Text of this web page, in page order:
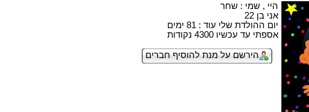
היי , שמי : שחר
אני בן 22
יום ההולדת שלי עוד : 81 ימים
אספתי עד עכשיו 4300 נקודות
הירשם על מנת להוסיף חברים